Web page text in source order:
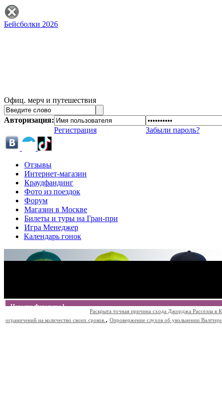
Бейсболки 2026
Офиц. мерч и путешествия
Авторизация:
Регистрация
Забыли пароль?
Отзывы
Интернет-магазин
Краудфандинг
Фото из поездок
Форум
Магазин в Москве
Билеты и туры на Гран-при
Игра Менеджер
Календарь гонок
Новости Формулы 1
Раскрыта точная причина схода Джорджа Расселла в
ограничений на количество своих сроков. , Опровержение слухов об увольнении